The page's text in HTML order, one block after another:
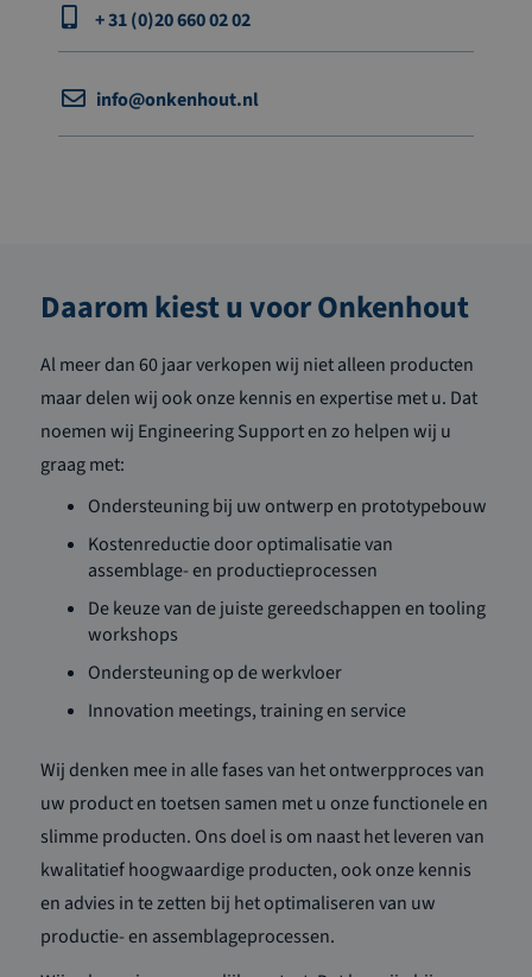
+ 31 (0)20 660 02 02
info@onkenhout.nl
Daarom kiest u voor Onkenhout
Al meer dan 60 jaar verkopen wij niet alleen producten
maar delen wij ook onze kennis en expertise met u. Dat
noemen wij Engineering Support en zo helpen wij u
graag met:
Ondersteuning bij uw ontwerp en prototypebouw
Kostenreductie door optimalisatie van
assemblage- en productieprocessen
De keuze van de juiste gereedschappen en tooling
workshops
Ondersteuning op de werkvloer
Innovation meetings, training en service
Wij denken mee in alle fases van het ontwerpproces van
uw product en toetsen samen met u onze functionele en
slimme producten. Ons doel is om naast het leveren van
kwalitatief hoogwaardige producten, ook onze kennis
en advies in te zetten bij het optimaliseren van uw
productie- en assemblageprocessen.